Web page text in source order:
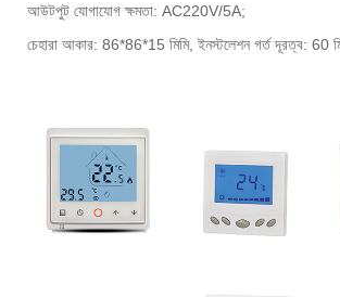
আউটপুট যোগাযোগ ক্ষমতা: AC220V/5A;
চেহারা আকার: 86*86*15 মিমি, ইনস্টলেশন গর্ত দূরত্ব: 60